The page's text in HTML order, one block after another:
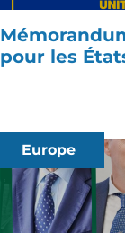
pour les
Europe